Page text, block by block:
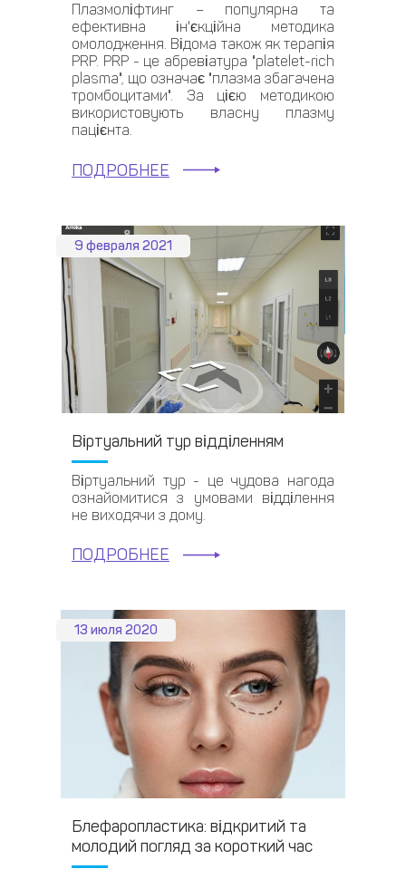
Плазмоліфтинг – популярна та
ефективна ін'єкційна методика
омолодження. Відома також як терапія
PRP. PRP - це абревіатура "platelet-rich
plasma", що означає "плазма збагачена
тромбоцитами". За цією методикою
використовують власну плазму
пацієнта.
ПОДРОБНЕЕ
9 февраля 2021
Віртуальний тур відділенням
Віртуальний тур - це чудова нагода
ознайомитися з умовами відділення
не виходячи з дому.
ПОДРОБНЕЕ
13 июля 2020
Блефаропластика: відкритий та
молодий погляд за короткий час